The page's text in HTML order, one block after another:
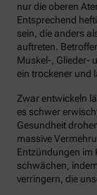
nur die oberen
Entsprechend
sein, die anders
auftreten.
Muskel-, Glieder-
ein trockener und
Zwar entwickeln
es schwer
Gesundheit
massive
Entzündungen im
schwächen,
verringern, die